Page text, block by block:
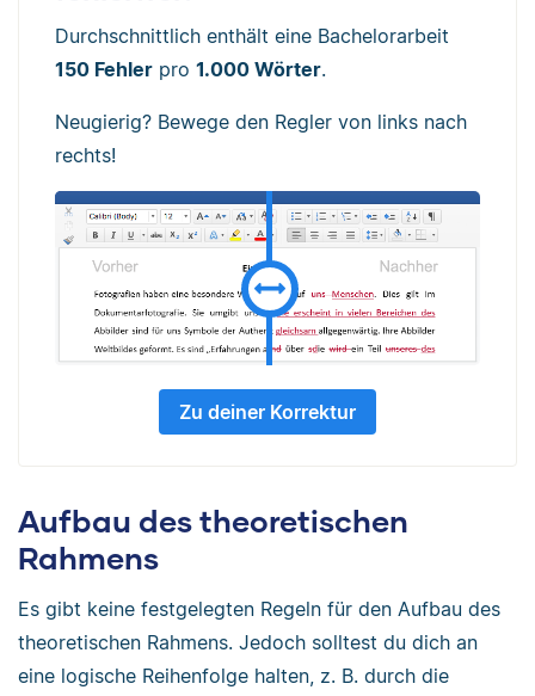
Durchschnittlich enthält eine Bachelorarbeit
150 Fehler pro 1.000 Wörter.
Neugierig? Bewege den Regler von links nach
rechts!
Zu deiner Korrektur
Aufbau des theoretischen
Rahmens
Es gibt keine festgelegten Regeln für den Aufbau des
theoretischen Rahmens. Jedoch solltest du dich an
eine logische Reihenfolge halten, z. B. durch die